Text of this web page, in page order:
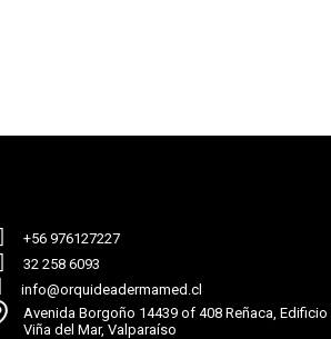
+56 976127227
32 258 6093
info@orquideadermamed.cl
Avenida Borgoño 14439 of 408 Reñaca, Edificio
Viña del Mar, Valparaíso